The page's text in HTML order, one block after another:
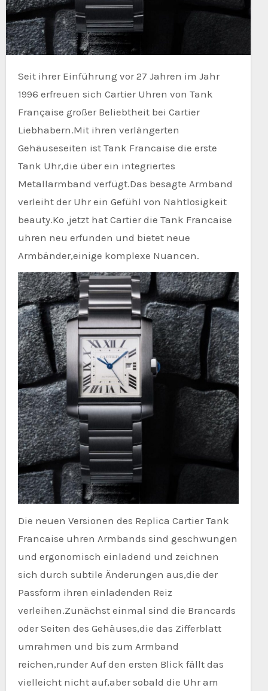
Seit ihrer Einführung vor 27 Jahren im Jahr
1996 erfreuen sich Cartier Uhren von Tank
Française großer Beliebtheit bei Cartier
Liebhabern.Mit ihren verlängerten
Gehäuseseiten ist Tank Francaise die erste
Tank Uhr,die über ein integriertes
Metallarmband verfügt.Das besagte Armband
verleiht der Uhr ein Gefühl von Nahtlosigkeit
beauty.Ko ‚jetzt hat Cartier die Tank Francaise
uhren neu erfunden und bietet neue
Armbänder,einige komplexe Nuancen.
Die neuen Versionen des Replica Cartier Tank
Francaise uhren Armbands sind geschwungen
und ergonomisch einladend und zeichnen
sich durch subtile Änderungen aus,die der
Passform ihren einladenden Reiz
verleihen.Zunächst einmal sind die Brancards
oder Seiten des Gehäuses,die das Zifferblatt
umrahmen und bis zum Armband
reichen,runder Auf den ersten Blick fällt das
vielleicht nicht auf,aber sobald die Uhr am